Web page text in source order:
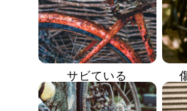
サビている